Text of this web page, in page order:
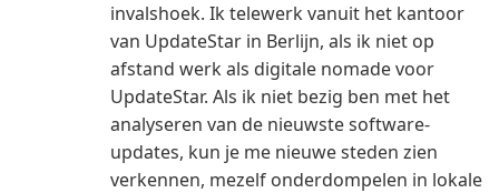
invalshoek. Ik telewerk vanuit het kantoor
van UpdateStar in Berlijn, als ik niet op
afstand werk als digitale nomade voor
UpdateStar. Als ik niet bezig ben met het
analyseren van de nieuwste software-
updates, kun je me nieuwe steden zien
verkennen, mezelf onderdompelen in lokale